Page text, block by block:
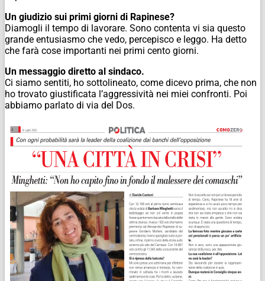
Un giudizio sui primi giorni di Rapinese?
Diamogli il tempo di lavorare. Sono contenta vi sia questo
grande entusiasmo che vedo, percepisco e leggo. Ha detto
che farà cose importanti nei primi cento giorni.
Un messaggio diretto al sindaco.
Ci siamo sentiti, ho sottolineato, come dicevo prima, che non
ho trovato giustificata l’aggressività nei miei confronti. Poi
abbiamo parlato di via del Dos.